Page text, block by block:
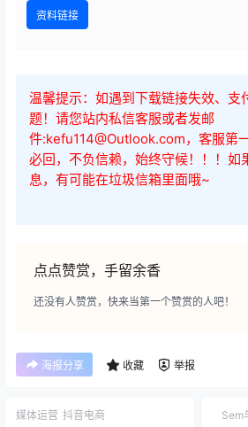
资料链接
温馨提示：如遇到下载链接失效、支
题！请您站内私信客服或者发邮
件:kefu114@Outlook.com，客服第
必回，不负信赖，始终守候！！！如
息，有可能在垃圾信箱里面哦~
点点赞赏，手留余香
还没有人赞赏，快来当第一个赞赏的人吧！
海报分享 收藏 举报
媒体运营 抖音电商 Sem